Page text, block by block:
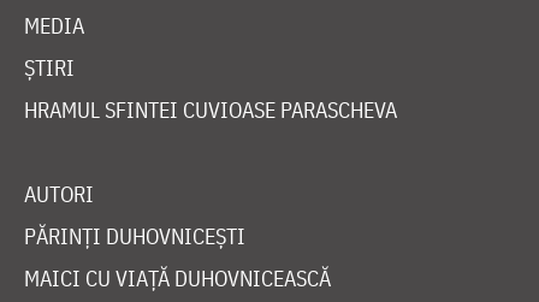
MEDIA
ȘTIRI
HRAMUL SFINTEI CUVIOASE PARASCHEVA
AUTORI
PĂRINȚI DUHOVNICEȘTI
MAICI CU VIAȚĂ DUHOVNICEASCĂ